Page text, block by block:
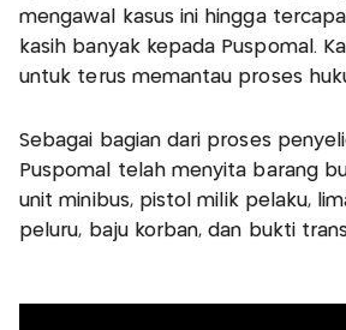
mengawal kasus ini hingga
kasih banyak kepada Puspomal.
untuk terus memantau proses
Sebagai bagian dari proses
Puspomal telah menyita barang
unit minibus, pistol milik pelaku,
peluru, baju korban, dan bukti